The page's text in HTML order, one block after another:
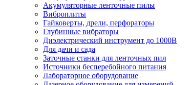
Акумуляторные ленточные пилы
Виброплиты
Гайковерты, дрели, перфораторы
Глубинные вибраторы
Диэлектрический инструмент до 1000В
Для дачи и сада
Заточные станки для ленточных пил
Источники бесперебойного питания
Лабораторное оборудование